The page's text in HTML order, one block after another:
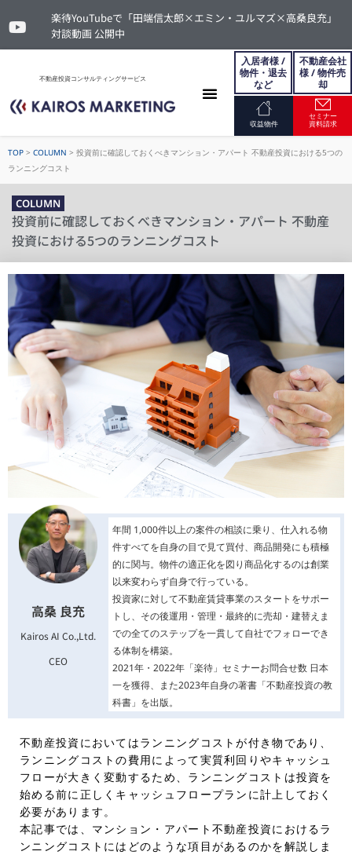
楽待YouTubeで「田端信太郎×エミン・ユルマズ×高桑良充」
対談動画 公開中
不動産投資コンサルティングサービス
入居者様 /
物件・退去
など
不動産会社
様 / 物件売
却
収益物件
セミナー
資料請求
TOP > COLUMN > 投資前に確認しておくべきマンション・アパート 不動産投資における5つの
ランニングコスト
COLUMN
投資前に確認しておくべきマンション・アパート 不動産
投資における5つのランニングコスト
高桑 良充
Kairos AI Co.,Ltd.
CEO
年間 1,000件以上の案件の相談に乗り、仕入れる物
件すべてを自身の目で見て買付、商品開発にも積極
的に関与。物件の適正化を図り商品化するのは創業
以来変わらず自身で行っている。
投資家に対して不動産賃貸事業のスタートをサポー
トし、その後運用・管理・最終的に売却・建替えま
での全てのステップを一貫して自社でフォローでき
る体制を構築。
2021年・2022年「楽待」セミナーお問合せ数 日本
一を獲得、また2023年自身の著書「不動産投資の教
科書」を出版。
不動産投資においてはランニングコストが付き物であり、
ランニングコストの費用によって実質利回りやキャッシュ
フローが大きく変動するため、ランニングコストは投資を
始める前に正しくキャッシュフロープランに計上しておく
必要があります。
本記事では、マンション・アパート不動産投資におけるラ
ンニングコストにはどのような項目があるのかを解説しま